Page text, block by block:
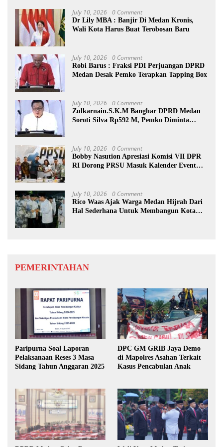
July 10, 2026 0 Comment
Dr Lily MBA : Banjir Di Medan Kronis,
Wali Kota Harus Buat Terobosan Baru
July 10, 2026 0 Comment
Robi Barus : Fraksi PDI Perjuangan DPRD
Medan Desak Pemko Terapkan Tapping Box
July 10, 2026 0 Comment
Zulkarnain.S.K.M Banghar DPRD Medan
Soroti Silva Rp592 M, Pemko Diminta
July 10, 2026 0 Comment
Bobby Nasution Apresiasi Komisi VII DPR
RI Dorong PRSU Masuk Kalender Event
July 10, 2026 0 Comment
Rico Waas Ajak Warga Medan Hijrah Dari
Hal Sederhana Untuk Membangun Kota
PEMERINTAHAN
Paripurna Soal Laporan
Pelaksanaan Reses 3 Masa
Sidang Tahun Anggaran 2025
DPC GM GRIB Jaya Demo
di Mapolres Asahan Terkait
Kasus Pencabulan Anak